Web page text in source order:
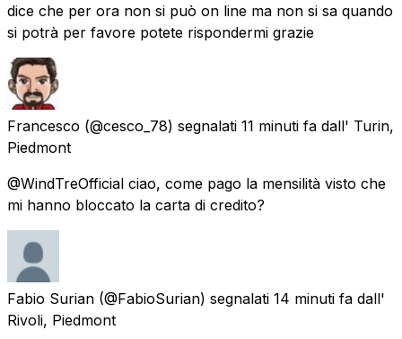
dice che per ora non si può on line ma non si sa quando
si potrà per favore potete rispondermi grazie
Francesco (@cesco_78) segnalati 11 minuti fa dall' Turin,
Piedmont
@WindTreOfficial ciao, come pago la mensilità visto che
mi hanno bloccato la carta di credito?
Fabio Surian (@FabioSurian) segnalati 14 minuti fa dall'
Rivoli, Piedmont